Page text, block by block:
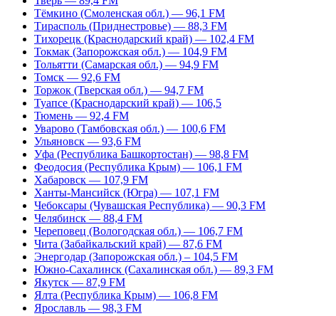
Тёмкино (Смоленская обл.) — 96,1 FM
Тирасполь (Приднестровье) — 88,3 FM
Тихорецк (Краснодарский край) — 102,4 FM
Токмак (Запорожская обл.) — 104,9 FM
Тольятти (Самарская обл.) — 94,9 FM
Томск — 92,6 FM
Торжок (Тверская обл.) — 94,7 FM
Туапсе (Краснодарский край) — 106,5
Тюмень — 92,4 FM
Уварово (Тамбовская обл.) — 100,6 FM
Ульяновск — 93,6 FM
Уфа (Республика Башкортостан) — 98,8 FM
Феодосия (Республика Крым) — 106,1 FM
Хабаровск — 107,9 FM
Ханты-Мансийск (Югра) — 107,1 FM
Чебоксары (Чувашская Республика) — 90,3 FM
Челябинск — 88,4 FM
Череповец (Вологодская обл.) — 106,7 FM
Чита (Забайкальский край) — 87,6 FM
Энергодар (Запорожская обл.) – 104,5 FM
Южно-Сахалинск (Сахалинская обл.) — 89,3 FM
Якутск — 87,9 FM
Ялта (Республика Крым) — 106,8 FM
Ярославль — 98,3 FM